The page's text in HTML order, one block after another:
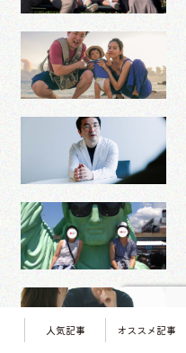
人気記事 オススメ記事